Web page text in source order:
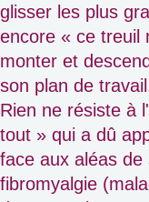
glisser les plus
encore « ce treuil
monter et
son plan de
Rien ne résiste à
tout » qui a dû
face aux aléas
fibromyalgie